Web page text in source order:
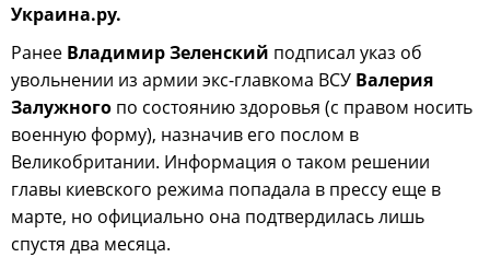
Украина.ру.
Ранее Владимир Зеленский подписал указ об
увольнении из армии экс-главкома ВСУ Валерия
Залужного по состоянию здоровья (с правом носить
военную форму), назначив его послом в
Великобритании. Информация о таком решении
главы киевского режима попадала в прессу еще в
марте, но официально она подтвердилась лишь
спустя два месяца.